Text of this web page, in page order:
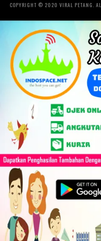
COPYRIGHT © 2020 VIRAL PETANG.